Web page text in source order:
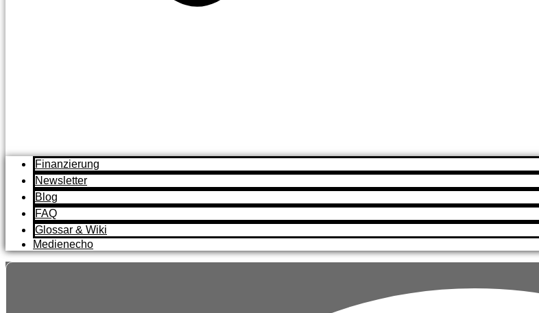
Finanzierung
Newsletter
Blog
FAQ
Glossar & Wiki
Medienecho